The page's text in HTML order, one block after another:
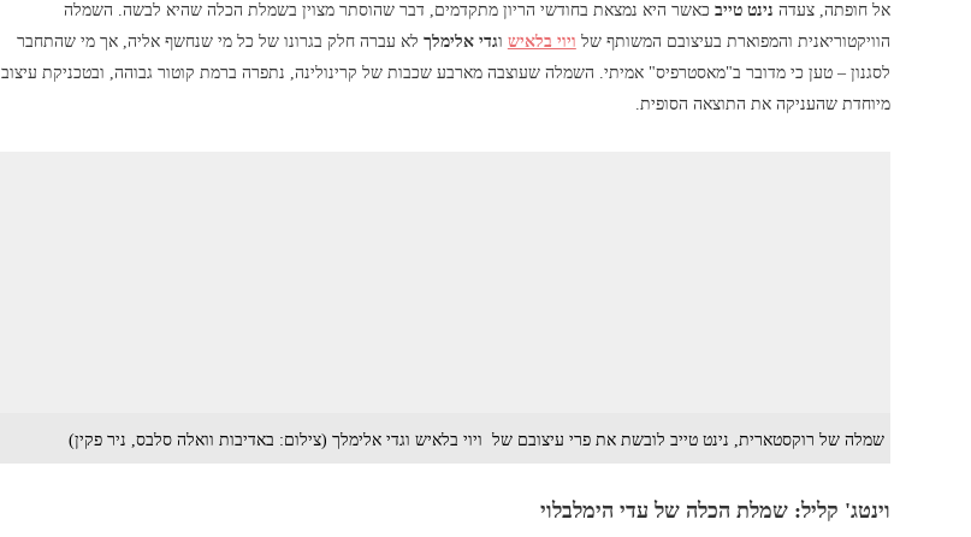
אל חופתה, צעדה נינט טייב כאשר היא נמצאת בחודשי הריון מתקדמים, דבר שהוסתר מצוין בשמלת הכלה שהיא לבשה. השמלה
הוויקטוריאנית והמפוארת בעיצובם המשותף של ויוי בלאיש וגדי אלימלך לא עברה חלק בגרונו של כל מי שנחשף אליה, אך מי שהתחבר
לסגנון – טען כי מדובר ב"מאסטרפיס" אמיתי. השמלה שעוצבה מארבע שכבות של קרינולינה, נתפרה ברמת קוטור גבוהה, ובטכניקת עיצוב
מיוחדת שהעניקה את התוצאה הסופית.
שמלה של רוקסטארית, נינט טייב לובשת את פרי עיצובם של ויוי בלאיש וגדי אלימלך (צילום: באדיבות וואלה סלבס, ניר פקין)
וינטג' קליל: שמלת הכלה של עדי הימלבלוי